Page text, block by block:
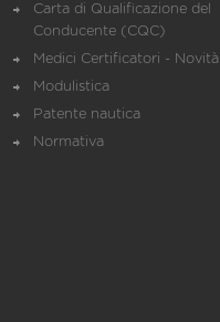
Carta di Qualificazione del
Conducente (CQC)
Medici Certificatori - Novità
Modulistica
Patente nautica
Normativa